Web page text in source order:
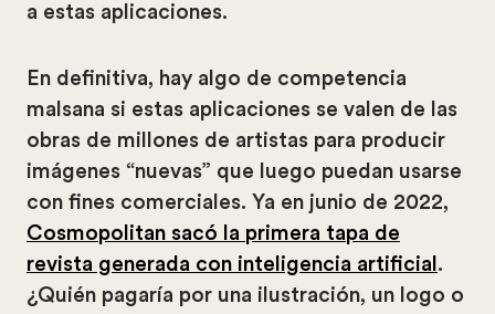
a estas aplicaciones.
En definitiva, hay algo de competencia
malsana si estas aplicaciones se valen de las
obras de millones de artistas para producir
imágenes “nuevas” que luego puedan usarse
con fines comerciales. Ya en junio de 2022,
Cosmopolitan sacó la primera tapa de
revista generada con inteligencia artificial .
¿Quién pagaría por una ilustración, un logo o